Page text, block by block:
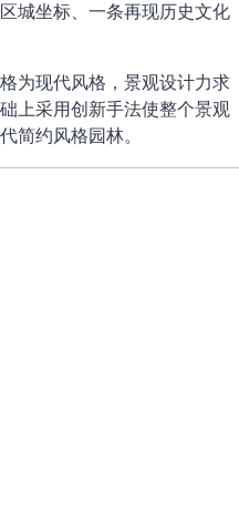
城坐标、一条再现历史文化
为现代风格，景观设计力求
上采用创新手法使整个景观
简约风格园林。